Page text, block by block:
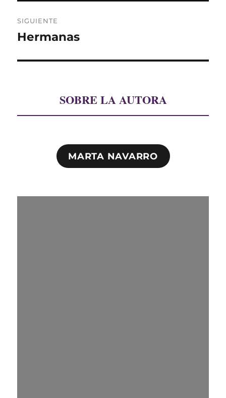
SIGUIENTE
Entrada
Hermanas
SOBRE LA AUTORA
MARTA NAVARRO